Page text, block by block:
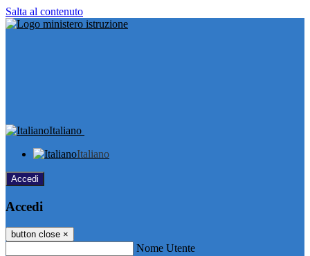
Salta al contenuto
Italiano
Italiano
Accedi
Accedi
button close ×
Nome Utente